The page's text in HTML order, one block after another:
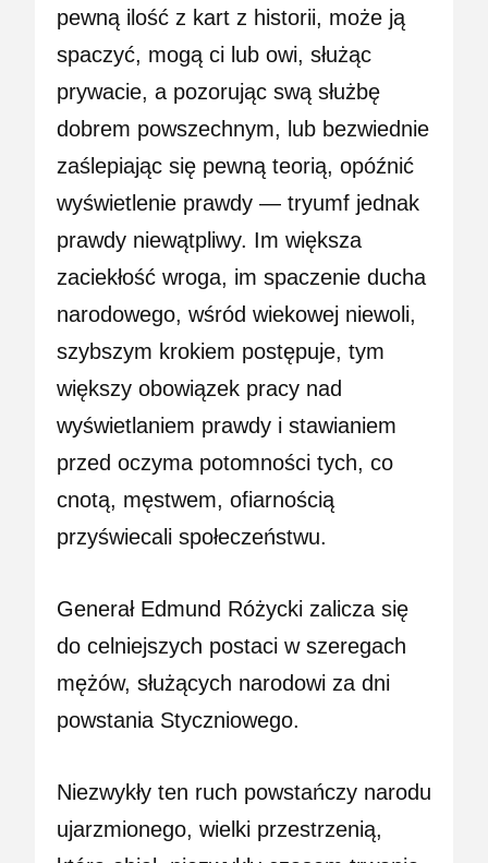
pewną ilość z kart z historii, może ją
spaczyć, mogą ci lub owi, służąc
prywacie, a pozorując swą służbę
dobrem powszechnym, lub bezwiednie
zaślepiając się pewną teorią, opóźnić
wyświetlenie prawdy — tryumf jednak
prawdy niewątpliwy. Im większa
zaciekłość wroga, im spaczenie ducha
narodowego, wśród wiekowej niewoli,
szybszym krokiem postępuje, tym
większy obowiązek pracy nad
wyświetlaniem prawdy i stawianiem
przed oczyma potomności tych, co
cnotą, męstwem, ofiarnością
przyświecali społeczeństwu.
Generał Edmund Różycki zalicza się
do celniejszych postaci w szeregach
mężów, służących narodowi za dni
powstania Styczniowego.
Niezwykły ten ruch powstańczy narodu
ujarzmionego, wielki przestrzenią,